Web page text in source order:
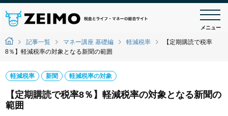
メニュー
記事一覧 マネー講座 基礎編 軽減税率
【定期購読で税率
8％】軽減税率の対象となる新聞の範囲
軽減税率 新聞 軽減税率の対象
【定期購読で税率8％】軽減税率の対象となる新聞の
範囲